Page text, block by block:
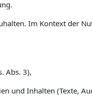
Im Kontext der
Abs. 3),
und Inhalten (Texte,